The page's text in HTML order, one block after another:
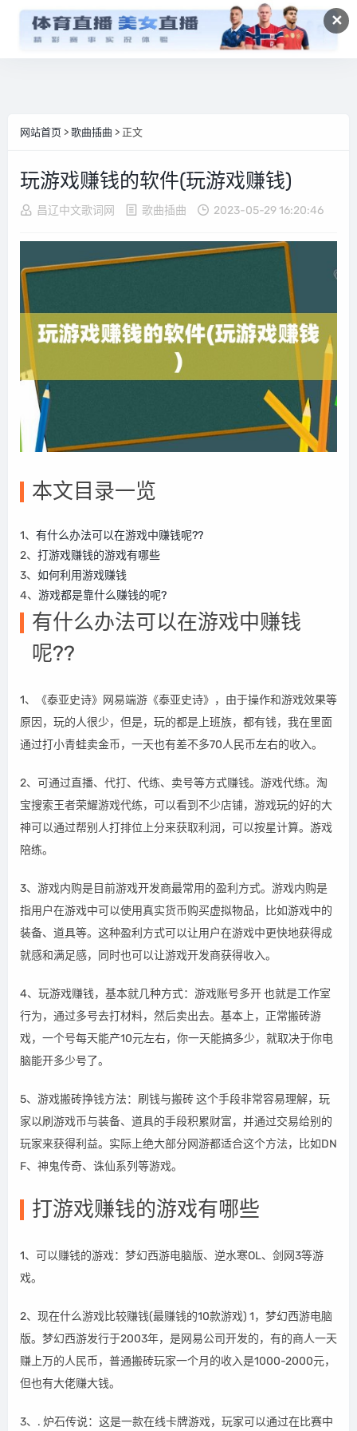
✕
网站首页 > 歌曲插曲 > 正文
玩游戏赚钱的软件(玩游戏赚钱)
昌辽中文歌词网 歌曲插曲 2023-05-29 16:20:46
本文目录一览
1、 有什么办法可以在游戏中赚钱呢??
2、 打游戏赚钱的游戏有哪些
3、 如何利用游戏赚钱
4、 游戏都是靠什么赚钱的呢?
有什么办法可以在游戏中赚钱
呢??
1、《泰亚史诗》网易端游《泰亚史诗》，由于操作和游戏效果等
原因，玩的人很少，但是，玩的都是上班族，都有钱，我在里面
通过打小青蛙卖金币，一天也有差不多70人民币左右的收入。
2、可通过直播、代打、代练、卖号等方式赚钱。游戏代练。淘
宝搜索王者荣耀游戏代练，可以看到不少店铺，游戏玩的好的大
神可以通过帮别人打排位上分来获取利润，可以按星计算。游戏
陪练。
3、游戏内购是目前游戏开发商最常用的盈利方式。游戏内购是
指用户在游戏中可以使用真实货币购买虚拟物品，比如游戏中的
装备、道具等。这种盈利方式可以让用户在游戏中更快地获得成
就感和满足感，同时也可以让游戏开发商获得收入。
4、玩游戏赚钱，基本就几种方式：游戏账号多开 也就是工作室
行为，通过多号去打材料，然后卖出去。基本上，正常搬砖游
戏，一个号每天能产10元左右，你一天能搞多少，就取决于你电
脑能开多少号了。
5、游戏搬砖挣钱方法：刷钱与搬砖 这个手段非常容易理解，玩
家以刷游戏币与装备、道具的手段积累财富，并通过交易给别的
玩家来获得利益。实际上绝大部分网游都适合这个方法，比如DN
F、神鬼传奇、诛仙系列等游戏。
打游戏赚钱的游戏有哪些
1、可以赚钱的游戏：梦幻西游电脑版、逆水寒OL、剑网3等游
戏。
2、现在什么游戏比较赚钱(最赚钱的10款游戏) 1，梦幻西游电脑
版。梦幻西游发行于2003年，是网易公司开发的，有的商人一天
赚上万的人民币，普通搬砖玩家一个月的收入是1000-2000元，
但也有大佬赚大钱。
3、. 炉石传说：这是一款在线卡牌游戏，玩家可以通过在比赛中